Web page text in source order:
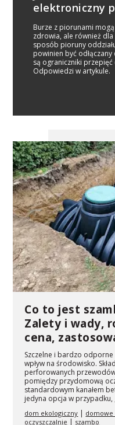
elektroniczny
Burze z piorunami
zdrowia, ale również
sposób pioruny
powinien być
są ograniczniki
Odpowiedzi w artykule.
Co to jest
Zalety i wady,
cena,
Szczelne i bardzo
wpływ na środowisko.
perforowanych
pomiędzy przydomową
standardowym kanałem
jedyna opcja w przypadku,
dom ekologiczny domowe
oczyszczalnie
szambo